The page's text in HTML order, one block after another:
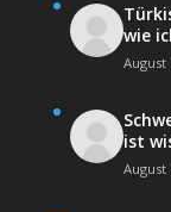
wie
August
ist
August